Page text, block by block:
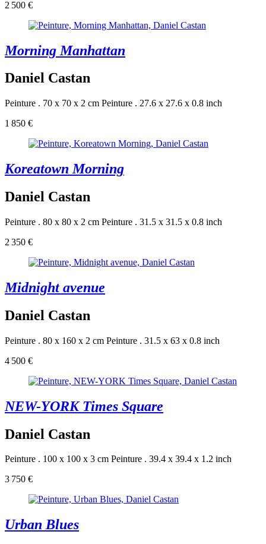
2 500 €
Morning Manhattan
Daniel Castan
Peinture . 70 x 70 x 2 cm Peinture . 27.6 x 27.6 x 0.8 inch
1 850 €
Koreatown Morning
Daniel Castan
Peinture . 80 x 80 x 2 cm Peinture . 31.5 x 31.5 x 0.8 inch
2 350 €
Midnight avenue
Daniel Castan
Peinture . 80 x 160 x 2 cm Peinture . 31.5 x 63 x 0.8 inch
4 500 €
NEW-YORK Times Square
Daniel Castan
Peinture . 100 x 100 x 3 cm Peinture . 39.4 x 39.4 x 1.2 inch
3 750 €
Urban Blues